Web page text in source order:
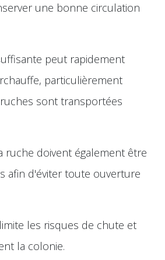
une bonne circulation
peut rapidement
particulièrement
sont transportées
ruche doivent également être
afin d'éviter toute ouverture
les risques de chute et
la colonie.